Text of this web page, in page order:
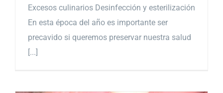
Excesos culinarios Desinfección y esterilización
En esta época del año es importante ser
precavido si queremos preservar nuestra salud
[...]